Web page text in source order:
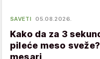
SAVETI 05.08.2026.
Kako da za 3
pileće meso
mesari